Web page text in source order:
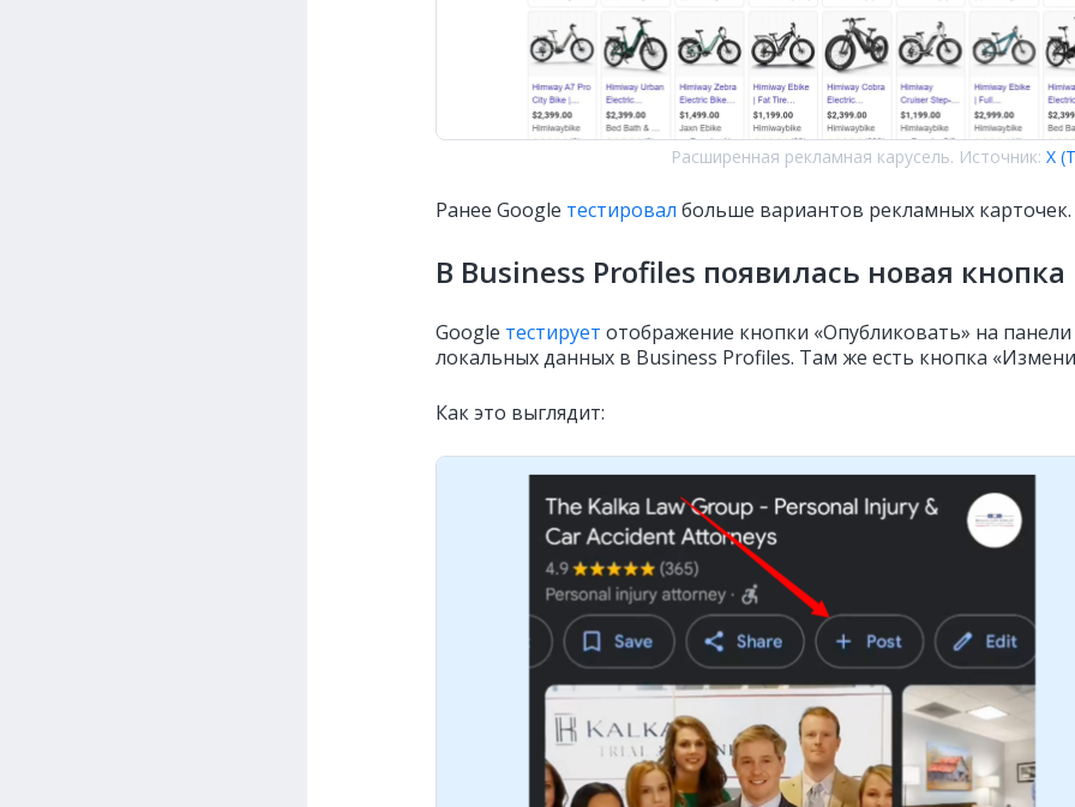
Расширенная рекламная карусель. Источник: X
Ранее Google тестировал больше вариантов рекламных карточек.
В Business Profiles появилась новая кнопка
Google тестирует отображение кнопки «Опубликовать» на панели
локальных данных в Business Profiles. Там же есть кнопка
Как это выглядит: